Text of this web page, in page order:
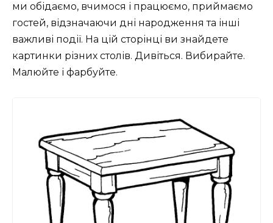
ми обідаємо, вчимося і працюємо, приймаємо
гостей, відзначаючи дні народження та інші
важливі події. На цій сторінці ви знайдете
картинки різних столів. Дивіться. Вибирайте.
Малюйте і фарбуйте.